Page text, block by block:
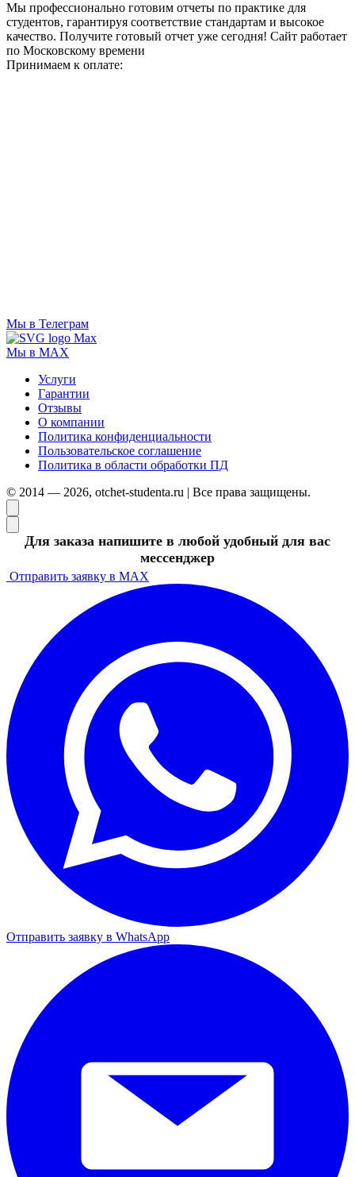
Мы профессионально готовим отчеты по практике для
студентов, гарантируя соответствие стандартам и высокое
качество. Получите готовый отчет уже сегодня! Сайт работает
по Московскому времени
Принимаем к оплате:
Мы в Телеграм
Мы в MAX
Услуги
Гарантии
Отзывы
О компании
Политика конфиденциальности
Пользовательское соглашение
Политика в области обработки ПД
© 2014 — 2026, otchet-studenta.ru | Все права защищены.
Для заказа напишите в любой удобный для вас
мессенджер
Отправить заявку в MAX
Отправить заявку в WhatsApp